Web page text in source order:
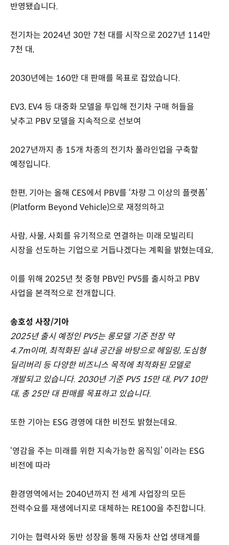
반영됐습니다.
전기차는 2024년 30만 7천 대를 시작으로 2027년 114만
7천 대,
2030년에는 160만 대 판매를 목표로 잡았습니다.
EV3, EV4 등 대중화 모델을 투입해 전기차 구매 허들을
낮추고 PBV 모델을 지속적으로 선보여
2027년까지 총 15개 차종의 전기차 풀라인업을 구축할
예정입니다.
한편, 기아는 올해 CES에서 PBV를 ‘차량 그 이상의 플랫폼’
(Platform Beyond Vehicle)으로 재정의하고
사람, 사물, 사회를 유기적으로 연결하는 미래 모빌리티
시장을 선도하는 기업으로 거듭나겠다는 계획을 밝혔는데요,
이를 위해 2025년 첫 중형 PBV인 PV5를 출시하고 PBV
사업을 본격적으로 전개합니다.
송호성 사장/기아
2025년 출시 예정인 PV5는 롱모델 기준 전장 약
4.7m이며, 최적화된 실내 공간을 바탕으로 헤일링, 도심형
딜리버리 등 다양한 비즈니스 목적에 최적화된 모델로
개발되고 있습니다. 2030년 기준 PV5 15만 대, PV7 10만
대, 총 25만 대 판매를 목표하고 있습니다.
또한 기아는 ESG 경영에 대한 비전도 밝혔는데요.
‘영감을 주는 미래를 위한 지속가능한 움직임’ 이라는 ESG
비전에 따라
환경영역에서는 2040년까지 전 세계 사업장의 모든
전력수요를 재생에너지로 대체하는 RE100을 추진합니다.
기아는 협력사와 동반 성장을 통해 자동차 산업 생태계를